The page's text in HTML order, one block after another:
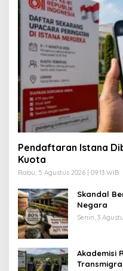
Pendaftaran Istana
Kuota
Rabu, 5 Agustus 2026 | 09:13 WIB
Skandal
Negara
Senin, 3
Akademisi